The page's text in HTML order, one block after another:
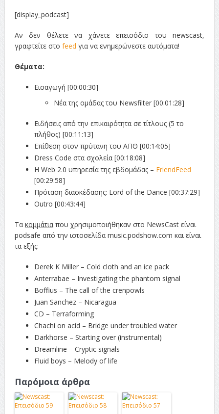
[display_podcast]
Αν δεν θέλετε να χάνετε επεισόδιο του newscast,
γραφτείτε στο feed για να ενημερώνεστε αυτόματα!
Θέματα:
Εισαγωγή [00:00:30]
Νέα της ομάδας του Newsfilter [00:01:28]
Ειδήσεις από την επικαιρότητα σε τίτλους (5 το
πλήθος) [00:11:13]
Επίθεση στον πρύτανη του ΑΠΘ [00:14:05]
Dress Code στα σχολεία [00:18:08]
Η Web 2.0 υπηρεσία της εβδομάδας – FriendFeed
[00:29:58]
Πρόταση διασκέδασης: Lord of the Dance [00:37:29]
Outro [00:43:44]
Τα κομμάτιαπου χρησιμοποιήθηκαν στο NewsCast είναι
podsafe από την ιστοσελίδα music.podshow.com και είναι
τα εξής:
Derek K Miller – Cold cloth and an ice pack
Anterrabae – Investigating the phantom signal
Boffius – The call of the crenpowls
Juan Sanchez – Nicaragua
CD – Terraforming
Chachi on acid – Bridge under troubled water
Darkhorse – Starting over (instrumental)
Dreamline – Cryptic signals
Fluid boys – Melody of life
Παρόμοια άρθρα